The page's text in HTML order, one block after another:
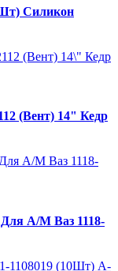
Силикон
(Вент) 14" Кедр
А/М Ваз 1118-